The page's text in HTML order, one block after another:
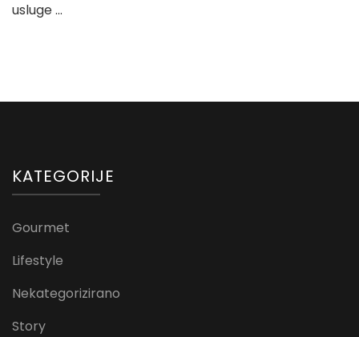
usluge …
KATEGORIJE
Gourmet
Lifestyle
Nekategorizirano
Story